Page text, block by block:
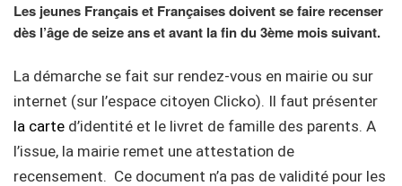
Les jeunes Français et Françaises doivent se faire recenser
dès l’âge de seize ans et avant la fin du 3ème mois suivant.
La démarche se fait sur rendez-vous en mairie ou sur
internet (sur l’espace citoyen Clicko). Il faut présenter
la carte d’identité et le livret de famille des parents. A
l’issue, la mairie remet une attestation de
recensement. Ce document n’a pas de validité pour les